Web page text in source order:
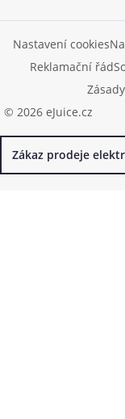
© 2026 eJuice.cz
Nastavení cookies
Reklamační řád
Zákaz prodeje